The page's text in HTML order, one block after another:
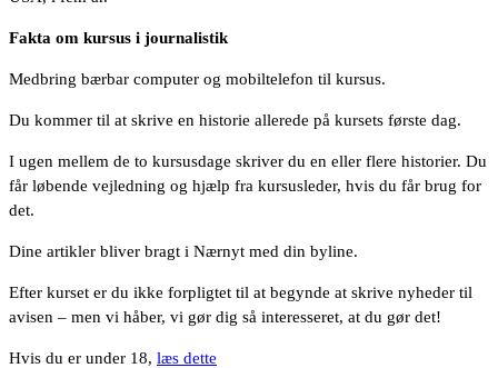
Fakta om kursus i journalistik
Medbring bærbar computer og mobiltelefon til kursus.
Du kommer til at skrive en historie allerede på kursets første dag.
I ugen mellem de to kursusdage skriver du en eller flere historier. Du
får løbende vejledning og hjælp fra kursusleder, hvis du får brug for
det.
Dine artikler bliver bragt i Nærnyt med din byline.
Efter kurset er du ikke forpligtet til at begynde at skrive nyheder til
avisen – men vi håber, vi gør dig så interesseret, at du gør det!
Hvis du er under 18, læs dette